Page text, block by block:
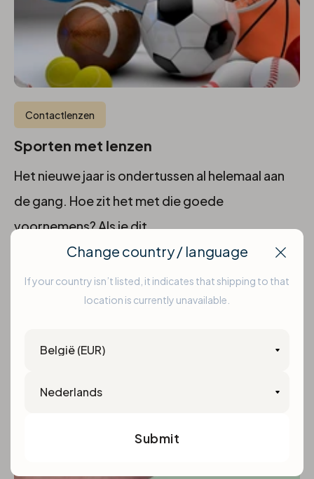
Contactlenzen
Sporten met lenzen
Het nieuwe jaar is ondertussen al helemaal aan
de gang. Hoe zit het met die goede
voornemens? Als je dit...
Change country / language
If your country isn’t listed, it indicates that shipping to that
location is currently unavailable.
Submit